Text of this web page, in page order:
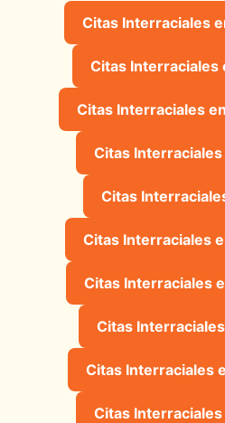
Citas Interraciales
Citas Interraciales
Citas Interraciales
Citas Interraciales
Citas
Citas Interraciales
Citas Interraciales
Citas
Citas Interraciales
Citas